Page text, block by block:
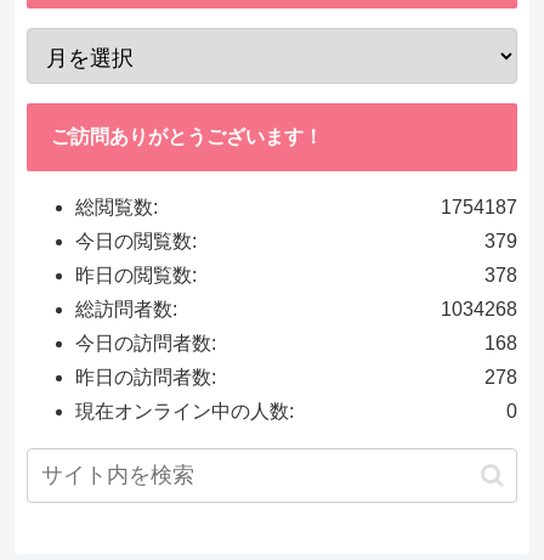
ご訪問ありがとうございます！
1754187
総閲覧数:
379
今日の閲覧数:
378
昨日の閲覧数:
1034268
総訪問者数:
168
今日の訪問者数:
278
昨日の訪問者数:
0
現在オンライン中の人数: